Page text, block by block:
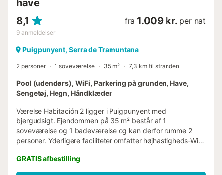
have
8,1
9 anmeldelser
fra 1.009 kr. per nat
Puigpunyent, Serra de Tramuntana
2 personer 1 soveværelse 35 m² 7,3 km til stranden
Pool (udendørs), WiFi, Parkering på grunden, Have,
Sengetøj, Hegn, Håndklæder
Værelse Habitación 2 ligger i Puigpunyent med
bjergudsigt. Ejendommen på 35 m² består af 1
soveværelse og 1 badeværelse og kan derfor rumme 2
personer. Yderligere faciliteter omfatter højhastigheds-Wi-
til hjemmekontor. Derudover er der også et poolbord til
jeres fornøjelse. En babyseng og en barnestol er også
GRATIS afbestilling